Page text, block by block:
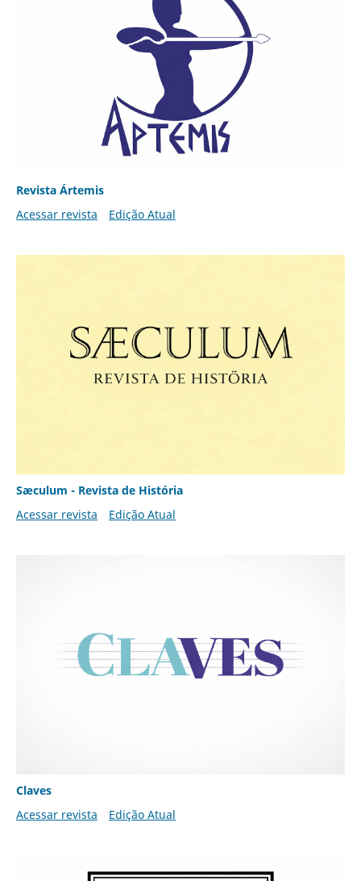
Revista Ártemis
Acessar revista
Edição Atual
Sæculum - Revista de História
Acessar revista
Edição Atual
Claves
Acessar revista
Edição Atual